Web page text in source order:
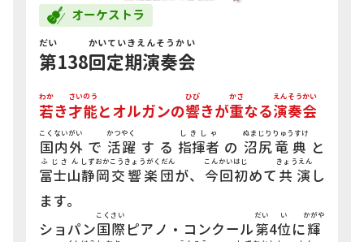
オーケストラ
第
だい
138回
かい
定期演奏会
ていきえんそうかい
若
わか
き才能
さいのう
とオルガンの響
ひび
きが重
かさ
なる演奏会
えんそうかい
国内外
こくないがい
で 活躍
かつやく
する 指揮者
しきしゃ
の 沼尻
ぬまじり
竜典
りゅうすけ
と
富士山
ふじさん
静岡
しずおか
交響楽団
こうきょうがくだん
が、 今回
こんかい
初
はじ
めて 共演
きょうえん
し
ます。
ショパン国際
こくさい
ピアノ・コンクール第
だい
4位
い
に輝
かがや